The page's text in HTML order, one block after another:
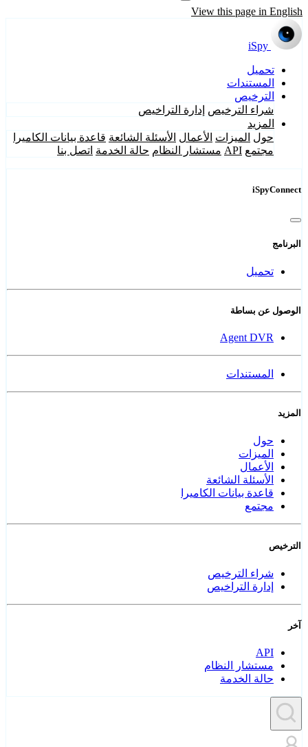
View this page in English
iSpy
تحميل
المستندات
الترخيص
شراء الترخيص إدارة التراخيص
المزيد
حول الميزات الأعمال الأسئلة الشائعة قاعدة بيانات الكاميرا
مجتمع API مستشار النظام حالة الخدمة اتصل بنا
iSpyConnect
البرنامج
تحميل
الوصول عن بساطة
Agent DVR
المستندات
المزيد
حول
الميزات
الأعمال
الأسئلة الشائعة
قاعدة بيانات الكاميرا
مجتمع
الترخيص
شراء الترخيص
إدارة التراخيص
آخر
API
مستشار النظام
حالة الخدمة